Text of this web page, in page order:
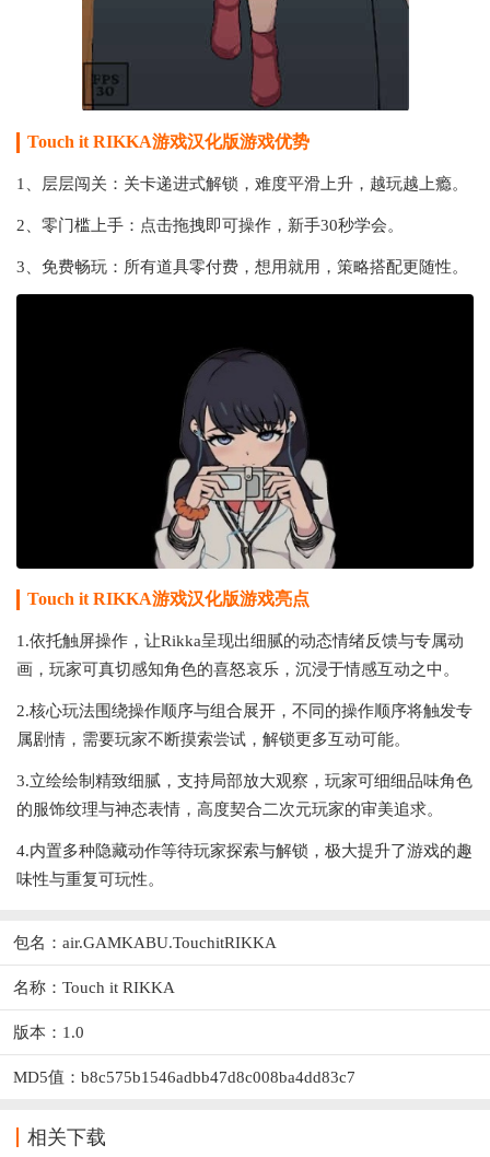
Touch it RIKKA游戏汉化版游戏优势
1、层层闯关：关卡递进式解锁，难度平滑上升，越玩越上瘾。
2、零门槛上手：点击拖拽即可操作，新手30秒学会。
3、免费畅玩：所有道具零付费，想用就用，策略搭配更随性。
Touch it RIKKA游戏汉化版游戏亮点
1.依托触屏操作，让Rikka呈现出细腻的动态情绪反馈与专属动
画，玩家可真切感知角色的喜怒哀乐，沉浸于情感互动之中。
2.核心玩法围绕操作顺序与组合展开，不同的操作顺序将触发专
属剧情，需要玩家不断摸索尝试，解锁更多互动可能。
3.立绘绘制精致细腻，支持局部放大观察，玩家可细细品味角色
的服饰纹理与神态表情，高度契合二次元玩家的审美追求。
4.内置多种隐藏动作等待玩家探索与解锁，极大提升了游戏的趣
味性与重复可玩性。
包名：air.GAMKABU.TouchitRIKKA
名称：Touch it RIKKA
版本：1.0
MD5值：b8c575b1546adbb47d8c008ba4dd83c7
相关下载